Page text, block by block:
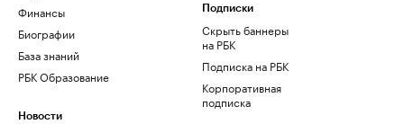
Финансы
Биографии
База знаний
РБК Образование
Новости
Подписки
Скрыть баннеры
на РБК
Подписка на РБК
Корпоративная
подписка